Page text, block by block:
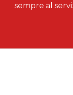
sempre al